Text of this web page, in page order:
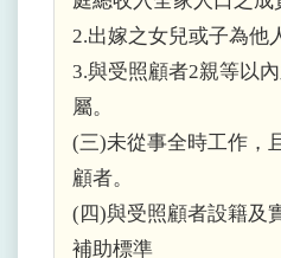
2.出嫁之女兒或子為他
3.與受照顧者2親等以
屬。
(三)未從事全時工作，
顧者。
(四)與受照顧者設籍及
補助標準